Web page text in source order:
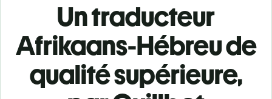
Un traducteur
Afrikaans-Hébreu de
qualité supérieure,